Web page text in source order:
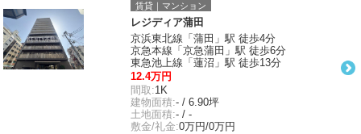
賃貸｜マンション
レジディア蒲田
京浜東北線「蒲田」駅 徒歩4分
京急本線「京急蒲田」駅 徒歩6分
東急池上線「蓮沼」駅 徒歩13分
12.4万円
間取:1K
建物面積:- / 6.90坪
土地面積:- / -
敷金/礼金:0万円/0万円